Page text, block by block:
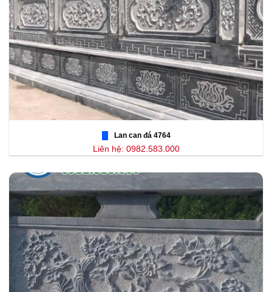
Lan can đá 4764
Liên hệ: 0982.583.000